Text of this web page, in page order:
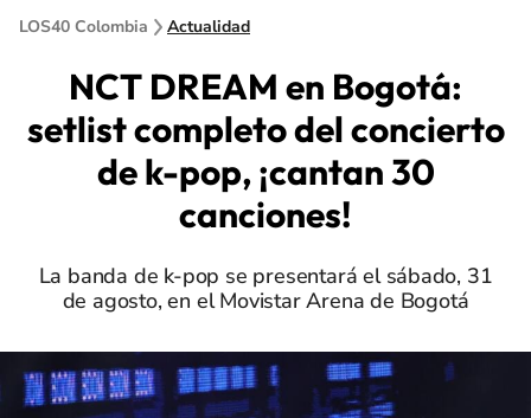
LOS40 Colombia Actualidad
NCT DREAM en Bogotá:
setlist completo del concierto
de k-pop, ¡cantan 30
canciones!
La banda de k-pop se presentará el sábado, 31
de agosto, en el Movistar Arena de Bogotá